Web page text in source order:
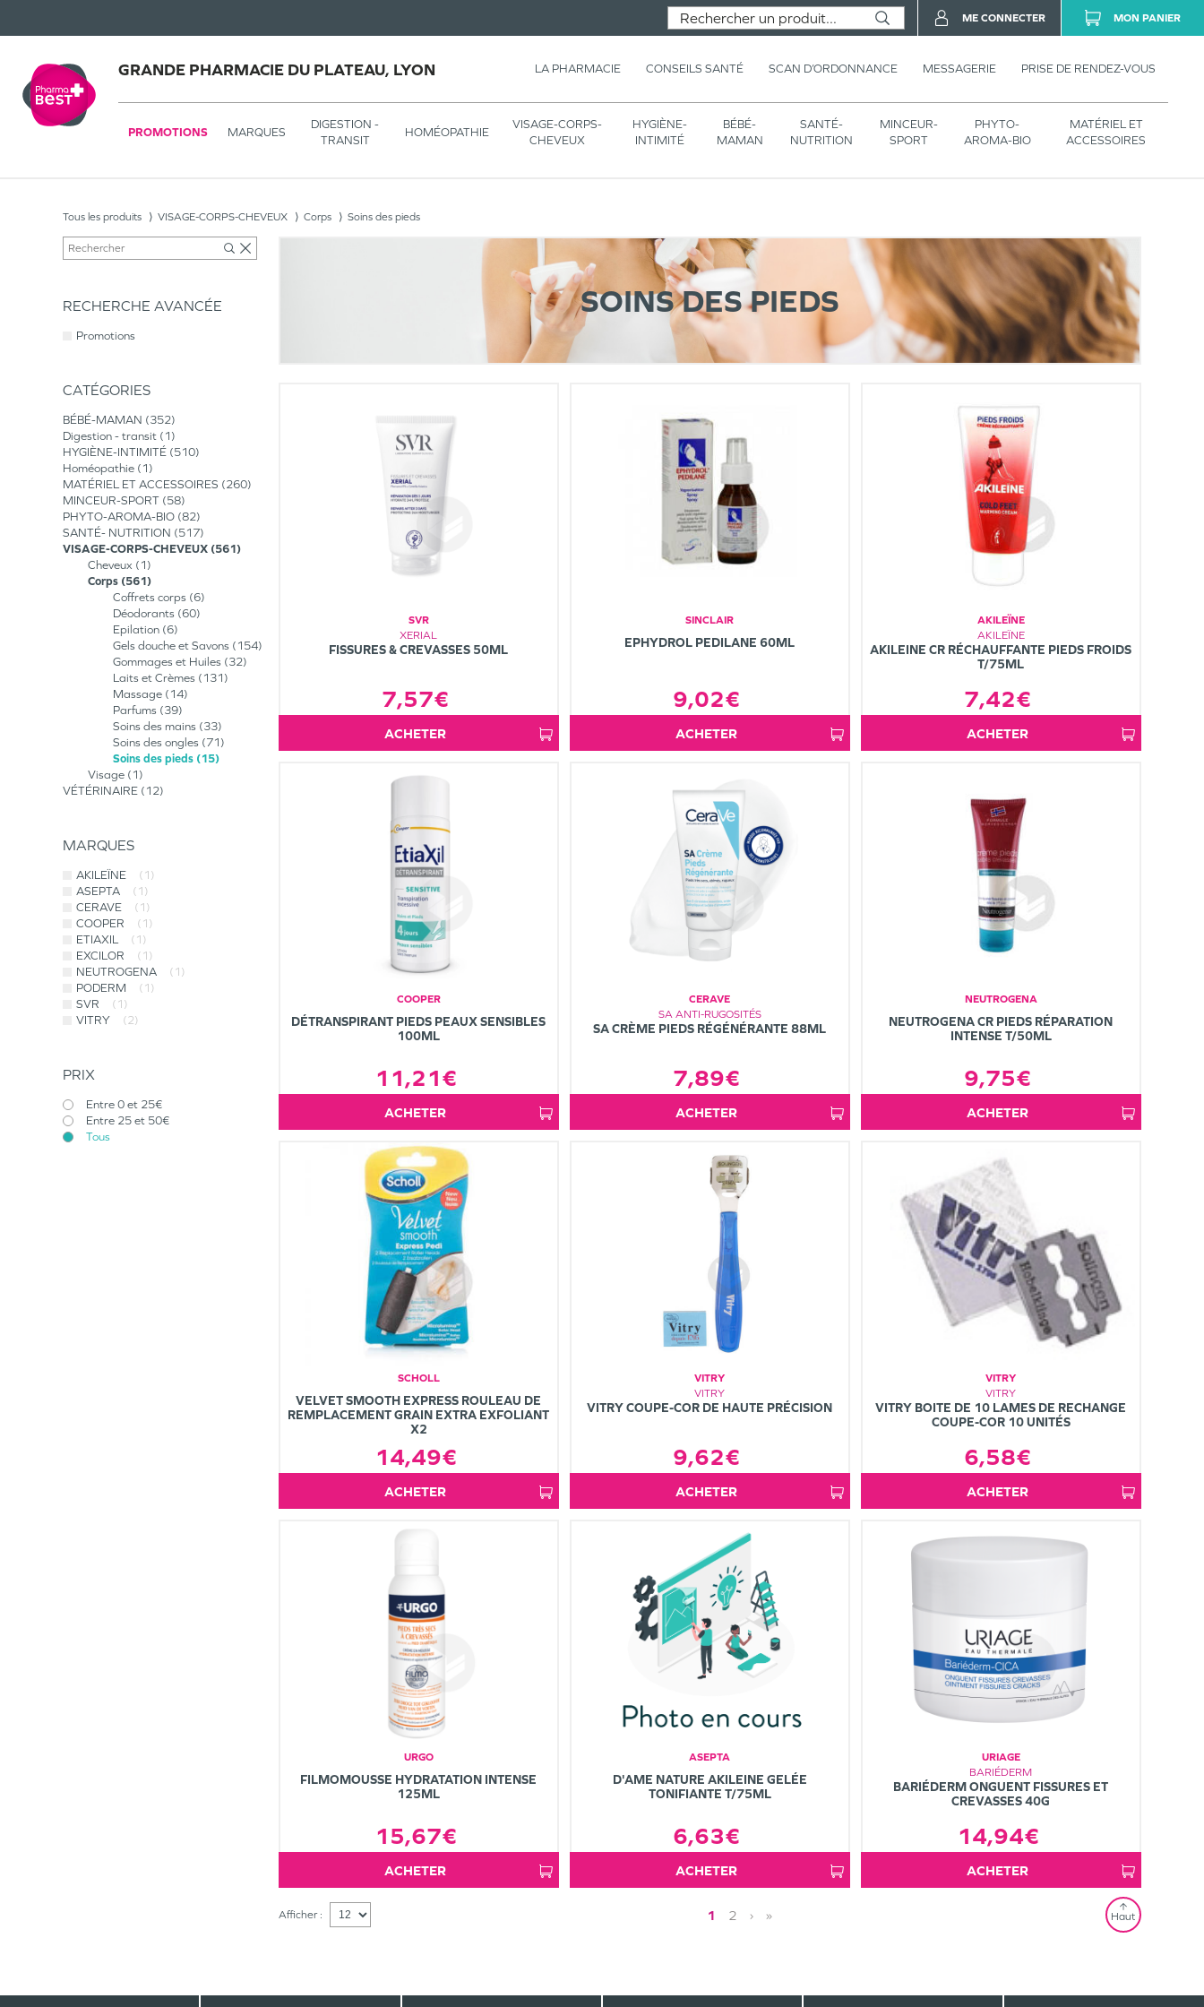
GRANDE PHARMACIE DU PLATEAU, LYON LA PHARMACIE CONSEILS SANTÉ SCAN D’ORDONNANCE MESSAGERIE PRISE DE RENDEZ-VOUS
PROMOTIONS MARQUES
DIGESTION -
TRANSIT
HOMÉOPATHIE
VISAGE-CORPS-
CHEVEUX
HYGIÈNE-
INTIMITÉ
BÉBÉ-
MAMAN
SANTÉ-
NUTRITION
MINCEUR-
SPORT
PHYTO-
AROMA-BIO
MATÉRIEL ET
ACCESSOIRES
ME CONNECTER MON PANIER
Tous les produits VISAGE-CORPS-CHEVEUX Corps Soins des pieds
RECHERCHE AVANCÉE
Promotions
CATÉGORIES
BÉBÉ-MAMAN
352
Digestion - transit
1
HYGIÈNE-INTIMITÉ 510
Homéopathie
1
MATÉRIEL ET ACCESSOIRES
260
MINCEUR-SPORT 58
PHYTO-AROMA-BIO 82
SANTÉ- NUTRITION
517
VISAGE-CORPS-CHEVEUX 561
Cheveux
1
Corps 561
Coffrets corps 6
Déodorants 60
Epilation 6
Gels douche et Savons
154
Gommages et Huiles
32
Laits et Crèmes
131
Massage
14
Parfums
39
Soins des mains
33
Soins des ongles
71
Soins des pieds
15
Visage
1
VÉTÉRINAIRE
12
MARQUES
AKILEÏNE
(1)
ASEPTA
(1)
CERAVE
(1)
COOPER
(1)
ETIAXIL
(1)
EXCILOR
(1)
NEUTROGENA
(1)
PODERM
(1)
SVR
(1)
VITRY
(2)
PRIX
Entre 0 et 25€
Entre 25 et 50€
Tous
SOINS DES PIEDS
SVR
XERIAL
FISSURES & CREVASSES 50ML
7,57€
ACHETER
SINCLAIR
EPHYDROL PEDILANE 60ML
9,02€
ACHETER
AKILEÏNE
AKILEÏNE
AKILEINE CR RÉCHAUFFANTE PIEDS FROIDS
T/75ML
7,42€
ACHETER
COOPER
DÉTRANSPIRANT PIEDS PEAUX SENSIBLES
100ML
11,21€
ACHETER
CERAVE
SA ANTI-RUGOSITÉS
SA CRÈME PIEDS RÉGÉNÉRANTE 88ML
7,89€
ACHETER
NEUTROGENA
NEUTROGENA CR PIEDS RÉPARATION
INTENSE T/50ML
9,75€
ACHETER
SCHOLL
VELVET SMOOTH EXPRESS ROULEAU DE
REMPLACEMENT GRAIN EXTRA EXFOLIANT
X2
14,49€
ACHETER
VITRY
VITRY
VITRY COUPE-COR DE HAUTE PRÉCISION
9,62€
ACHETER
VITRY
VITRY
VITRY BOITE DE 10 LAMES DE RECHANGE
COUPE-COR 10 UNITÉS
6,58€
ACHETER
URGO
FILMOMOUSSE HYDRATATION INTENSE
125ML
15,67€
ACHETER
ASEPTA
D'AME NATURE AKILEINE GELÉE
TONIFIANTE T/75ML
6,63€
ACHETER
URIAGE
BARIÉDERM
BARIÉDERM ONGUENT FISSURES ET
CREVASSES 40G
14,94€
ACHETER
Afficher : 1 2 › » Haut